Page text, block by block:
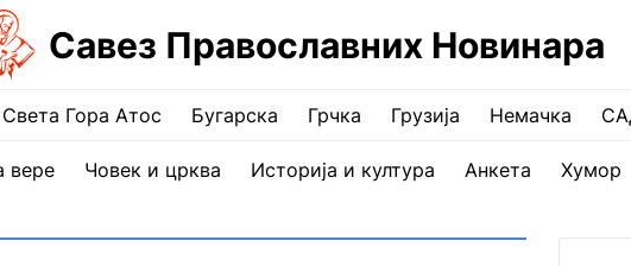
Савез Православних Новинара
Света Гора Атос Бугарска Грчка Грузија Немачка
вере Човек и црква Историја и култура Анкета Хумор